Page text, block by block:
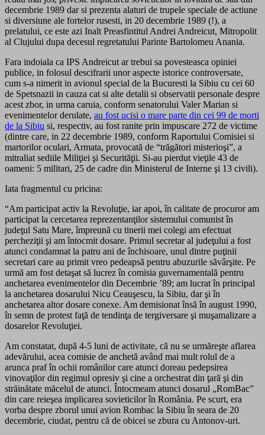
decembrie 1989 dar si prezenta alaturi de trupele speciale de actiune
si diversiune ale fortelor rusesti, in 20 decembrie 1989 (!), a
prelatului, ce este azi Inalt Preasfintitul Andrei Andreicut, Mitropolit
al Clujului dupa decesul regretatului Parinte Bartolomeu Anania.
Fara indoiala ca IPS Andreicut ar trebui sa povesteasca opiniei
publice, in folosul descifrarii unor aspecte istorice controversate,
cum s-a nimerit in avionul special de la Bucuresti la Sibiu cu cei 60
de Spetsnazii in cauza cat si alte detalii si observatii personale despre
acest zbor, in urma caruia, conform senatorului Valer Marian si
evenimentelor derulate, au fost ucisi o mare parte din cei 99 de morti
de la Sibiu si, respectiv, au fost ranite prin impuscare 272 de victime
(dintre care, in 22 decembrie 1989, conform Raportului Comisiei si
martorilor oculari, Armata, provocată de “trăgători misterioşi”, a
mitraliat sediile Miliţiei şi Securităţii. Si-au pierdut vieţile 43 de
oameni: 5 militari, 25 de cadre din Ministerul de Interne şi 13 civili).
Iata fragmentul cu pricina:
“Am participat activ la Revoluţie, iar apoi, în calitate de procuror am
participat la cercetarea reprezentanţilor sistemului comunist în
judeţul Satu Mare, împreună cu tinerii mei colegi am efectuat
percheziţii şi am întocmit dosare. Primul secretar al judeţului a fost
atunci condamnat la patru ani de închisoare, unul dintre puţinii
secretari care au primit vreo pedeapsă pentru abuzurile săvârşite. Pe
urmă am fost detaşat să lucrez în comisia guvernamentală pentru
anchetarea evenimentelor din Decembrie ’89; am lucrat în principal
la anchetarea dosarului Nicu Ceauşescu, la Sibiu, dar şi în
anchetarea altor dosare conexe. Am demisionat însă în august 1990,
în semn de protest faţă de tendinţa de tergiversare şi muşamalizare a
dosarelor Revoluţiei.
Am constatat, după 4-5 luni de activitate, că nu se urmăreşte aflarea
adevărului, acea comisie de anchetă având mai mult rolul de a
arunca praf în ochii românilor care atunci doreau pedepsirea
vinovaţilor din regimul opresiv şi cine a orchestrat din ţară şi din
străinătate măcelul de atunci. Întocmeam atunci dosarul „RomBac”
din care reieşea implicarea sovieticilor în România. Pe scurt, era
vorba despre zborul unui avion Rombac la Sibiu în seara de 20
decembrie, ciudat, pentru că de obicei se zbura cu Antonov-uri.